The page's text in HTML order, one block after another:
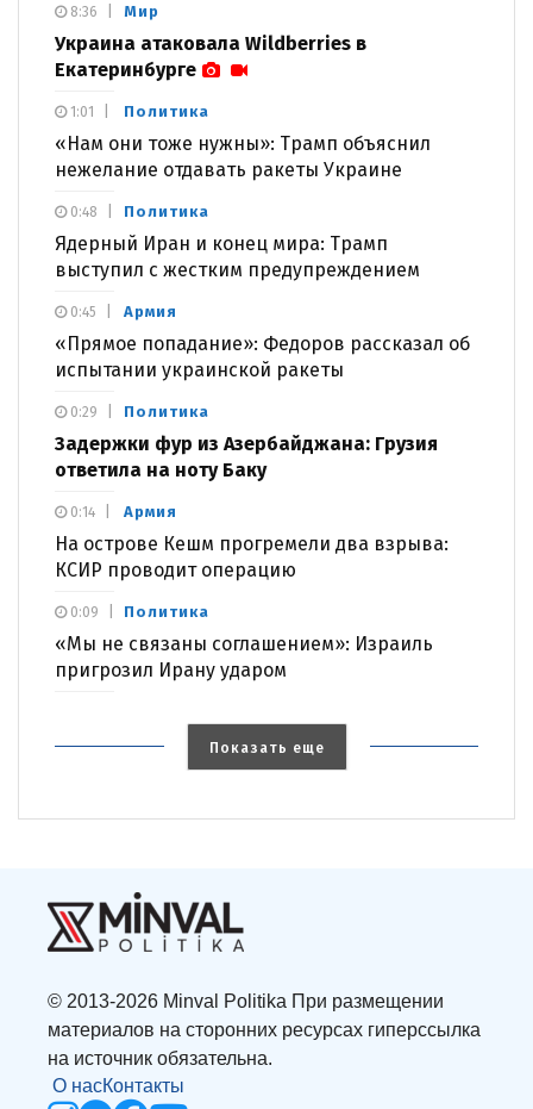
Мир
Украина атаковала Wildberries в
Екатеринбурге
8:36
Политика
«Нам они тоже нужны»: Трамп объяснил
нежелание отдавать ракеты Украине
1:01
Политика
Ядерный Иран и конец мира: Трамп
выступил с жестким предупреждением
0:48
Армия
«Прямое попадание»: Федоров рассказал об
испытании украинской ракеты
0:45
Политика
Задержки фур из Азербайджана: Грузия
ответила на ноту Баку
0:29
Армия
На острове Кешм прогремели два взрыва:
КСИР проводит операцию
0:14
Политика
«Мы не связаны соглашением»: Израиль
пригрозил Ирану ударом
0:09
Показать еще
© 2013-2026 Minval Politika При размещении
материалов на сторонних ресурсах гиперссылка
на источник обязательна.
О насКонтакты